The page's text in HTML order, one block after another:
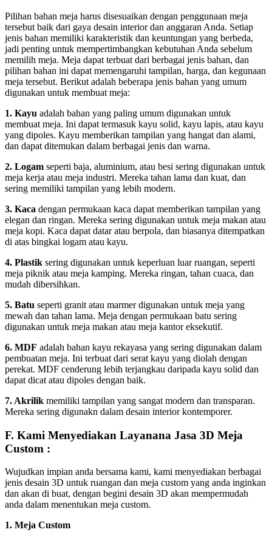
Pilihan bahan meja harus disesuaikan dengan penggunaan meja
tersebut baik dari gaya desain interior dan anggaran Anda. Setiap
jenis bahan memiliki karakteristik dan keuntungan yang berbeda,
jadi penting untuk mempertimbangkan kebutuhan Anda sebelum
memilih meja. Meja dapat terbuat dari berbagai jenis bahan, dan
pilihan bahan ini dapat memengaruhi tampilan, harga, dan kegunaan
meja tersebut. Berikut adalah beberapa jenis bahan yang umum
digunakan untuk membuat meja:
1. Kayu adalah bahan yang paling umum digunakan untuk
membuat meja. Ini dapat termasuk kayu solid, kayu lapis, atau kayu
yang dipoles. Kayu memberikan tampilan yang hangat dan alami,
dan dapat ditemukan dalam berbagai jenis dan warna.
2. Logam seperti baja, aluminium, atau besi sering digunakan untuk
meja kerja atau meja industri. Mereka tahan lama dan kuat, dan
sering memiliki tampilan yang lebih modern.
3. Kaca dengan permukaan kaca dapat memberikan tampilan yang
elegan dan ringan. Mereka sering digunakan untuk meja makan atau
meja kopi. Kaca dapat datar atau berpola, dan biasanya ditempatkan
di atas bingkai logam atau kayu.
4. Plastik sering digunakan untuk keperluan luar ruangan, seperti
meja piknik atau meja kamping. Mereka ringan, tahan cuaca, dan
mudah dibersihkan.
5. Batu seperti granit atau marmer digunakan untuk meja yang
mewah dan tahan lama. Meja dengan permukaan batu sering
digunakan untuk meja makan atau meja kantor eksekutif.
6. MDF adalah bahan kayu rekayasa yang sering digunakan dalam
pembuatan meja. Ini terbuat dari serat kayu yang diolah dengan
perekat. MDF cenderung lebih terjangkau daripada kayu solid dan
dapat dicat atau dipoles dengan baik.
7. Akrilik memiliki tampilan yang sangat modern dan transparan.
Mereka sering digunakn dalam desain interior kontemporer.
F. Kami Menyediakan Layanana Jasa 3D Meja
Custom :
Wujudkan impian anda bersama kami, kami menyediakan berbagai
jenis desain 3D untuk ruangan dan meja custom yang anda inginkan
dan akan di buat, dengan begini desain 3D akan mempermudah
anda dalam menentukan meja custom.
1. Meja Custom